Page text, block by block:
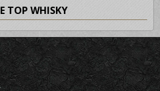
TOP WHISKY